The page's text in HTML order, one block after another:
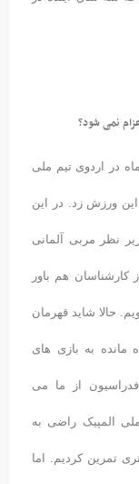
نمی شود؟
در اردوی تیم ملی
ورزش زد. در این
نظر مربی آلمانی
کارشناسان هم باور
حالا شاید قهرمان
به بازی های
از ما می
المپیک راضی به
تمرین کردیم. اما